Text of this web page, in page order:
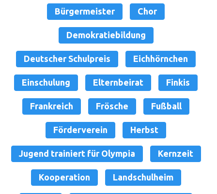
Bürgermeister Chor
Demokratiebildung
Deutscher Schulpreis Eichhörnchen
Einschulung Elternbeirat Finkis
Frankreich Frösche Fußball
Förderverein Herbst
Jugend trainiert für Olympia Kernzeit
Kooperation Landschulheim